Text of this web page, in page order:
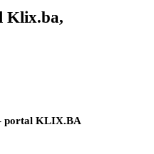
Klix.ba,
portal KLIX.BA